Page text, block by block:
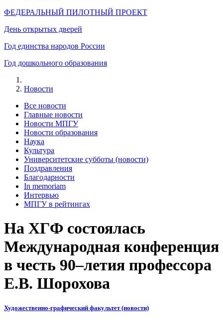
ФЕДЕРАЛЬНЫЙ ПИЛОТНЫЙ ПРОЕКТ
День открытых дверей
Год единства народов России
Год дошкольного образования
Новости
Все новости
Главные новости
Новости МПГУ
Новости образования
Наука
Культура
Университетские субботы (новости)
Поздравления
Благодарности
In memoriam
Интервью
МПГУ в рейтингах
На ХГФ состоялась
Международная конференция
в честь 90–летия профессора
Е.В. Шорохова
Художественно-графический факультет (новости)